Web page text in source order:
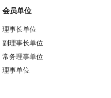
会员单位
理事长单位
副理事长单位
常务理事单位
理事单位